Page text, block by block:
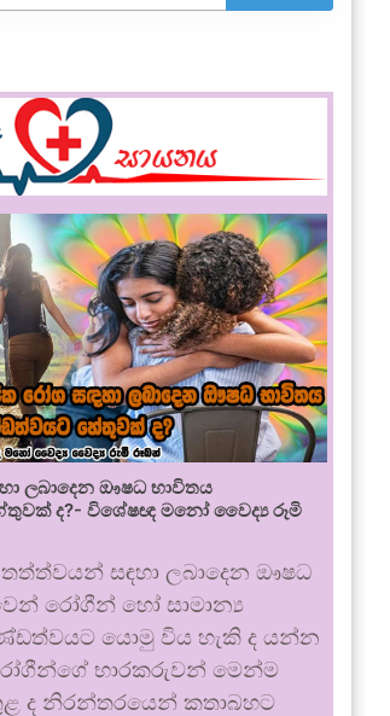
ලබාදෙන ඖෂධ භාවිතය
ද?- විශේෂඥ මනෝ වෛද්‍ය රූමි
සඳහා ලබාදෙන ඖෂධ
රෝගීන් හෝ සාමාන්‍ය
යොමු විය හැකි ද යන්න
භාරකරුවන් මෙන්ම
ද නිරන්තරයෙන් කතාබහට